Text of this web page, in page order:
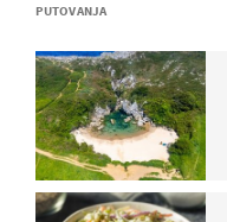
PUTOVANJA